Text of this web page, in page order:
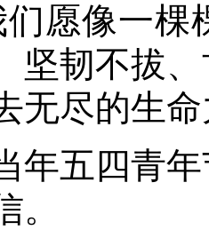
们愿像一
坚韧不拔
无尽的生命
五四青年